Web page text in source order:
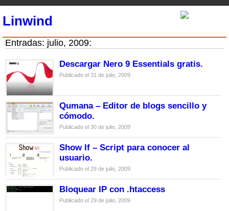
Linwind
Entradas: julio, 2009:
Descargar Nero 9 Essentials gratis.
Publicado el 31 de julio, 2009
Qumana – Editor de blogs sencillo y
cómodo.
Publicado el 30 de julio, 2009
Show If – Script para conocer al
usuario.
Publicado el 29 de julio, 2009
Bloquear IP con .htaccess
Publicado el 29 de julio, 2009